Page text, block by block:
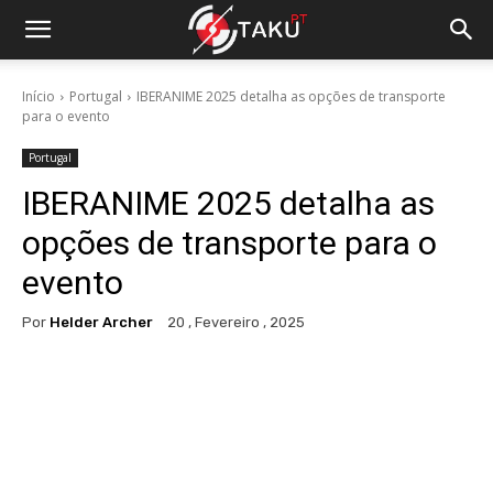
Início Portugal
IBERANIME 2025 detalha as opções de transporte
para o evento
Portugal
IBERANIME 2025 detalha as
opções de transporte para o
evento
Por Helder Archer 20 , Fevereiro , 2025